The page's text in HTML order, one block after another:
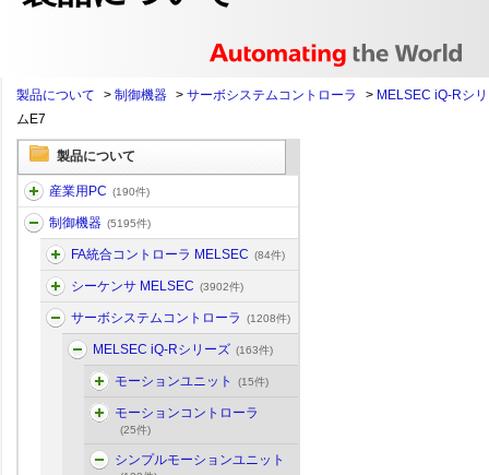
製品について > 制御機器 > サーボシステムコントローラ > MELSEC iQ-Rシ
ムE7
製品について
産業用PC (190件)
制御機器 (5195件)
FA統合コントローラ MELSEC (84件)
シーケンサ MELSEC (3902件)
サーボシステムコントローラ (1208件)
MELSEC iQ-Rシリーズ (163件)
モーションユニット (15件)
モーションコントローラ
(25件)
シンプルモーションユニット